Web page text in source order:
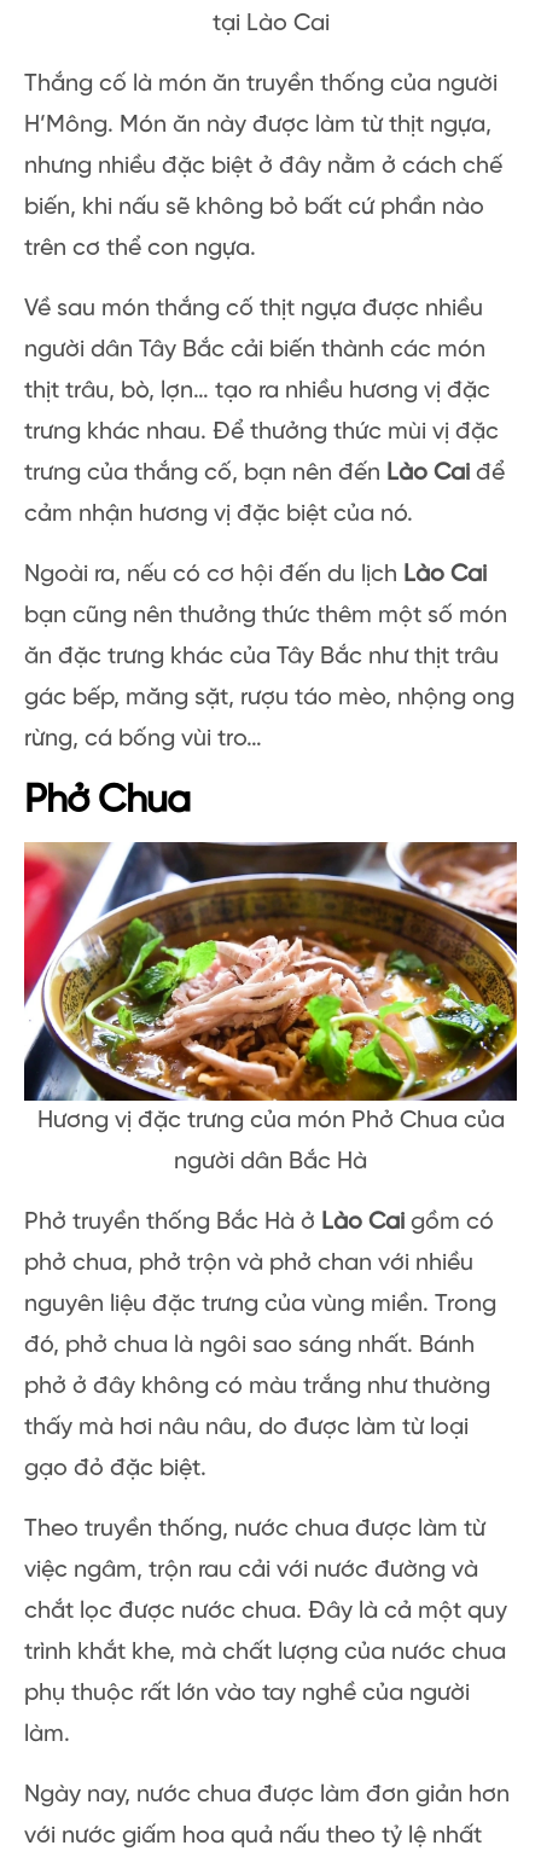
tại Lào Cai
Thắng cố là món ăn truyền thống của người
H’Mông. Món ăn này được làm từ thịt ngựa,
nhưng nhiều đặc biệt ở đây nằm ở cách chế
biến, khi nấu sẽ không bỏ bất cứ phần nào
trên cơ thể con ngựa.
Về sau món thắng cố thịt ngựa được nhiều
người dân Tây Bắc cải biến thành các món
thịt trâu, bò, lợn… tạo ra nhiều hương vị đặc
trưng khác nhau. Để thưởng thức mùi vị đặc
trưng của thắng cố, bạn nên đến Lào Cai để
cảm nhận hương vị đặc biệt của nó.
Ngoài ra, nếu có cơ hội đến du lịch Lào Cai
bạn cũng nên thưởng thức thêm một số món
ăn đặc trưng khác của Tây Bắc như thịt trâu
gác bếp, măng sặt, rượu táo mèo, nhộng ong
rừng, cá bống vùi tro…
Phở Chua
Hương vị đặc trưng của món Phở Chua của
người dân Bắc Hà
Phở truyền thống Bắc Hà ở Lào Cai gồm có
phở chua, phở trộn và phở chan với nhiều
nguyên liệu đặc trưng của vùng miền. Trong
đó, phở chua là ngôi sao sáng nhất. Bánh
phở ở đây không có màu trắng như thường
thấy mà hơi nâu nâu, do được làm từ loại
gạo đỏ đặc biệt.
Theo truyền thống, nước chua được làm từ
việc ngâm, trộn rau cải với nước đường và
chắt lọc được nước chua. Đây là cả một quy
trình khắt khe, mà chất lượng của nước chua
phụ thuộc rất lớn vào tay nghề của người
làm.
Ngày nay, nước chua được làm đơn giản hơn
với nước giấm hoa quả nấu theo tỷ lệ nhất